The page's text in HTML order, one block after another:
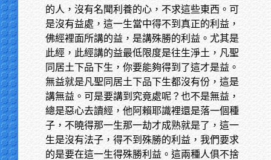
的人，沒有名聞利養的心，不求這些東西。可
是沒有益處，這一生當中得不到真正的利益，
佛經裡面所講的益，是講殊勝的利益。尤其是
此經，此經講的益最低限度是往生淨土，凡聖
同居土下品下生，你要能夠得到了這才是益。
無益就是凡聖同居土下品下生都沒有份，這是
講無益。可是要講到究竟處呢？也不是無益，
總是惡心去讀經，他阿賴耶識裡還是落一個種
子，不曉得那一生那一劫才成熟就是了，這一
生是沒有法子，得不到殊勝的利益，我們要求
的是要在這一生得殊勝利益。這兩種人俱不捨